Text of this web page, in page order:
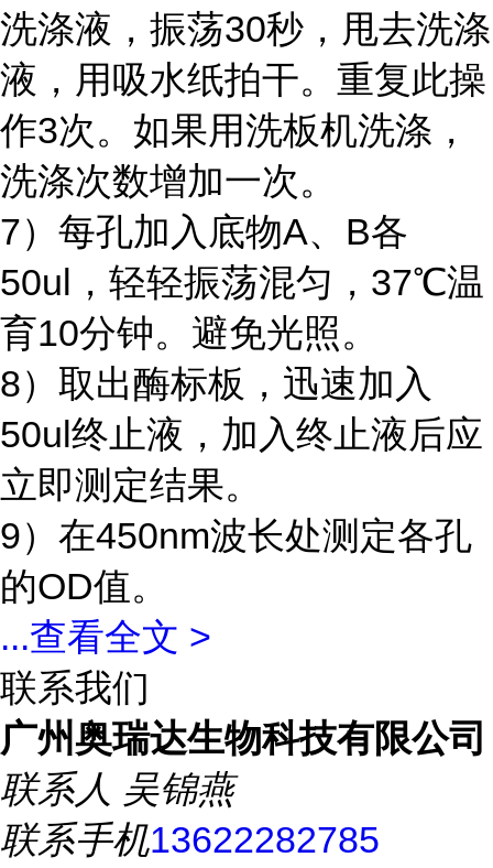
洗涤液，振荡30秒，甩去洗涤
液，用吸水纸拍干。重复此操
作3次。如果用洗板机洗涤，
洗涤次数增加一次。
7）每孔加入底物A、B各
50ul，轻轻振荡混匀，37℃温
育10分钟。避免光照。
8）取出酶标板，迅速加入
50ul终止液，加入终止液后应
立即测定结果。
9）在450nm波长处测定各孔
的OD值。
...查看全文 >
联系我们
广州奥瑞达生物科技有限公司
联系人 吴锦燕
联系手机13622282785